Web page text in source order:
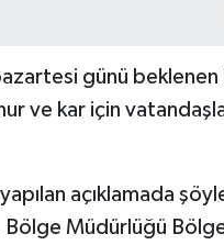
günü
ve kar için
açıklamada
Müdürlüğü